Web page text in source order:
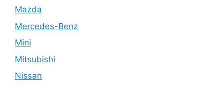
Mazda
Mercedes-Benz
Mini
Mitsubishi
Nissan